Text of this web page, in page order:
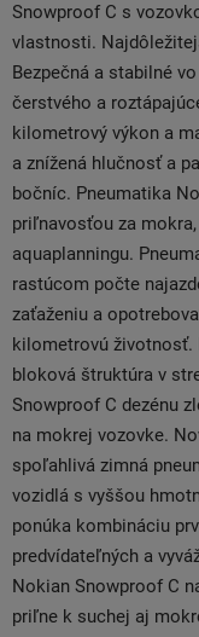
Snowproof C s
vlastnosti.
Bezpečná a stabilné
čerstvého a
kilometrový výkon a
a znížená hlučnosť a
bočníc. Pneumatika
priľnavosťou za
aquaplanningu.
rastúcom počte
zaťaženiu a
kilometrovú životnosť.
bloková štruktúra v
Snowproof C dezénu
na mokrej vozovke.
spoľahlivá zimná
vozidlá s vyššou
ponúka kombináciu
predvídateľných a
Nokian Snowproof C
priľne k suchej aj